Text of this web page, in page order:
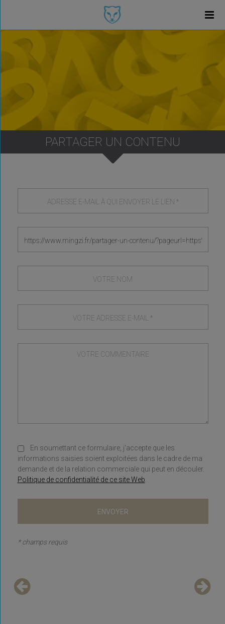
PARTAGER UN CONTENU
En soumettant ce formulaire, j'accepte que les
informations saisies soient exploitées dans le cadre de ma
demande et de la relation commerciale qui peut en découler.
Politique de confidentialité de ce site Web
* champs requis